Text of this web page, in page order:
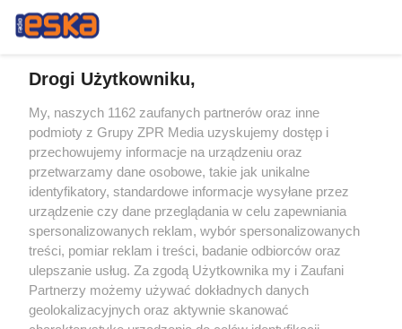
Żaden utwór zamieszczony w serwisie nie może być powielany i
rozpowszechniany lub dalej rozpowszechniany w jakikolwiek sposób (w
tym także elektroniczny lub mechaniczny) na jakimkolwiek polu
eksploatacji w jakiejkolwiek formie, włącznie z umieszczaniem w
Internecie bez pisemnej zgody właściciela praw. Jakiekolwiek użycie lub
wykorzystanie utworów w całości lub w części z naruszeniem prawa,
tzn. bez właściwej zgody, jest zabronione pod groźbą kary i może być
ścigane prawnie.
Drogi Użytkowniku,
My, naszych 1162 zaufanych partnerów oraz inne
podmioty z Grupy ZPR Media uzyskujemy dostęp i
przechowujemy informacje na urządzeniu oraz
przetwarzamy dane osobowe, takie jak unikalne
identyfikatory, standardowe informacje wysyłane przez
urządzenie czy dane przeglądania w celu zapewniania
spersonalizowanych reklam, wybór spersonalizowanych
treści, pomiar reklam i treści, badanie odbiorców oraz
ulepszanie usług. Za zgodą Użytkownika my i Zaufani
Partnerzy możemy używać dokładnych danych
geolokalizacyjnych oraz aktywnie skanować